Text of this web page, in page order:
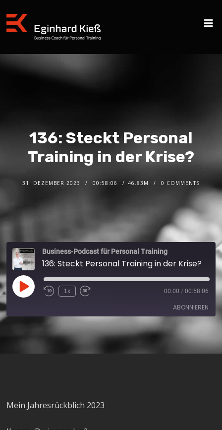
136: Steckt Personal
Training in der Krise?
31. DEZEMBER 2023 00:58:06 46.83M 0 COMMENTS
Business-Podcast für Personal Training
136: Steckt Personal Training in der Krise?
1x 00:00 / 00:58:06
ABONNIEREN
Apple Podcasts Spotify
RSS FEED
Mein Jahresrückblich 2023